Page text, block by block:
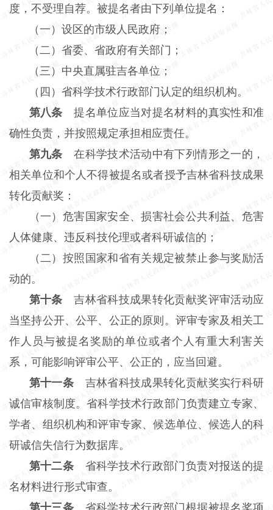
度，不受理自荐。被提名者由下列单位提名：
（一）设区的市级人民政府；
（二）省委、省政府有关部门；
（三）中央直属驻吉各单位；
（四）省科学技术行政部门认定的组织机构。
第八条 提名单位应当对提名材料的真实性和准
确性负责，并按照规定承担相应责任。
第九条 在科学技术活动中有下列情形之一的，
相关单位和个人不得被提名或者授予吉林省科技成果
转化贡献奖：
（一）危害国家安全、损害社会公共利益、危害
人体健康、违反科技伦理或者科研诚信的；
（二）按照国家和省有关规定被禁止参与奖励活
动的。
第十条 吉林省科技成果转化贡献奖评审活动应
当坚持公开、公平、公正的原则。评审专家及相关工
作人员与被提名奖励的单位或者个人有重大利害关
系，可能影响评审公平、公正的，应当回避。
第十一条 吉林省科技成果转化贡献奖实行科研
诚信审核制度。省科学技术行政部门负责建立专家、
学者、组织机构和评审专家、候选单位、候选人的科
研诚信失信行为数据库。
第十二条 省科学技术行政部门负责对报送的提
名材料进行形式审查。
第十三条 省科学技术行政部门根据被提名奖项